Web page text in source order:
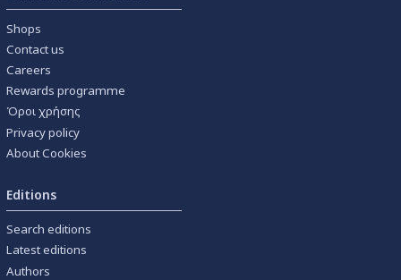
Shops
Contact us
Careers
Rewards programme
Όροι χρήσης
Privacy policy
About Cookies
Editions
Search editions
Latest editions
Authors